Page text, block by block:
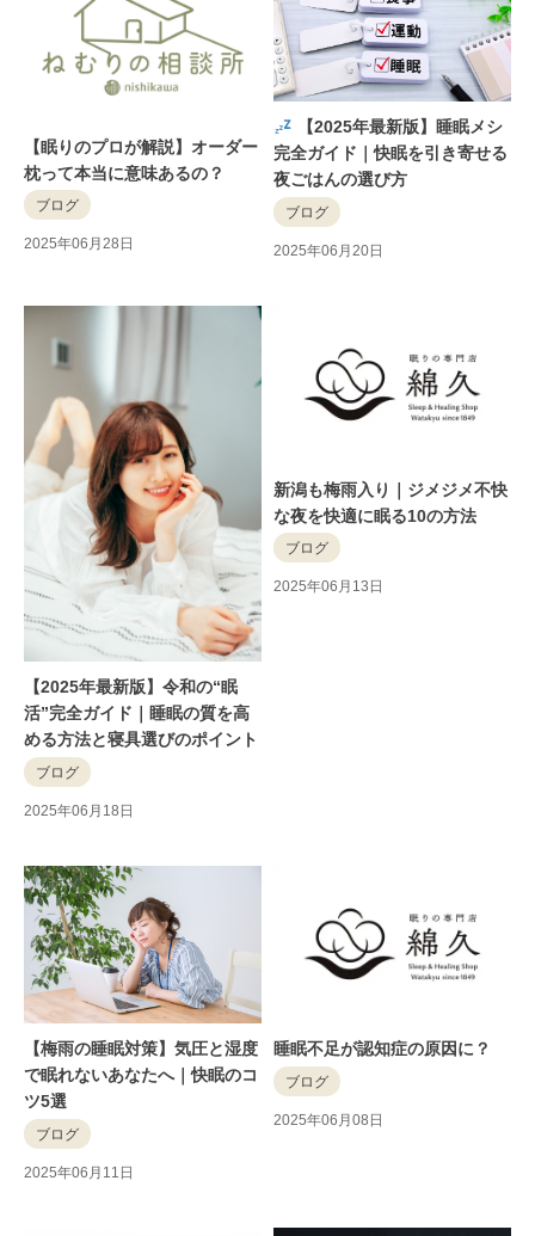
【眠りのプロが解説】オーダー
枕って本当に意味あるの？
ブログ
2025年06月28日
【2025年最新版】睡眠メシ
完全ガイド｜快眠を引き寄せる
夜ごはんの選び方
ブログ
2025年06月20日
【2025年最新版】令和の“眠
活”完全ガイド｜睡眠の質を高
める方法と寝具選びのポイント
ブログ
2025年06月18日
新潟も梅雨入り｜ジメジメ不快
な夜を快適に眠る10の方法
ブログ
2025年06月13日
【梅雨の睡眠対策】気圧と湿度
で眠れないあなたへ｜快眠のコ
ツ5選
ブログ
2025年06月11日
睡眠不足が認知症の原因に？
ブログ
2025年06月08日